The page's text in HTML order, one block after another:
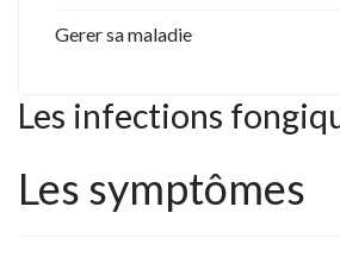
Gerer sa maladie
Les infections
Les symptômes